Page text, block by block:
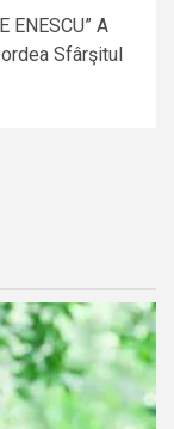
ENESCU” A
Sfârşitul